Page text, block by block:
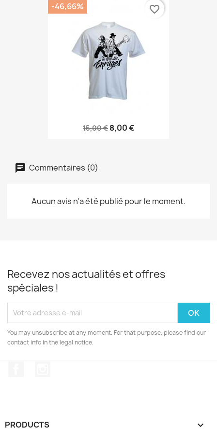
15,00 € 8,00 €
-46,66% favorite_border
Commentaires (0)
Aucun avis n'a été publié pour le moment.
Recevez nos actualités et offres
spéciales !
You may unsubscribe at any moment. For that purpose, please find our
contact info in the legal notice.
PRODUCTS 